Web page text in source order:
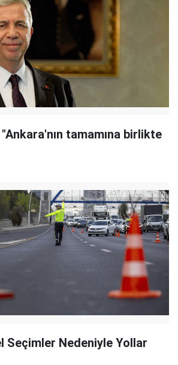
tamamına birlikte
Seçimler Nedeniyle Yollar